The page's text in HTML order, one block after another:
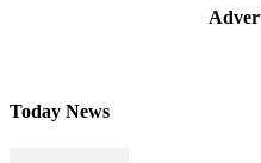
Today News